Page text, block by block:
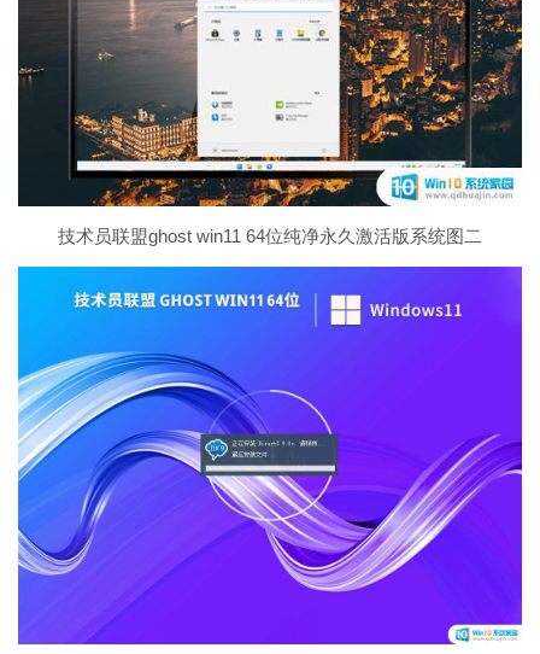
技术员联盟ghost win11 64位纯净永久激活版系统图二